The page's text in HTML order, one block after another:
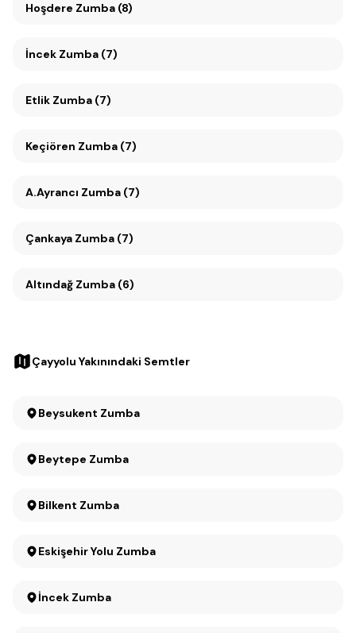
Hoşdere Zumba (8)
İncek Zumba (7)
Etlik Zumba (7)
Keçiören Zumba (7)
A.Ayrancı Zumba (7)
Çankaya Zumba (7)
Altındağ Zumba (6)
Çayyolu Yakınındaki Semtler
Beysukent Zumba
Beytepe Zumba
Bilkent Zumba
Eskişehir Yolu Zumba
İncek Zumba